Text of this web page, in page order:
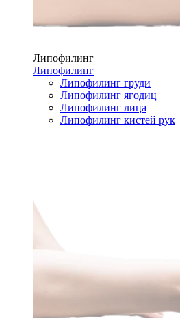
Липофилинг
Липофилинг
Липофилинг груди
Липофилинг ягодиц
Липофилинг лица
Липофилинг кистей рук